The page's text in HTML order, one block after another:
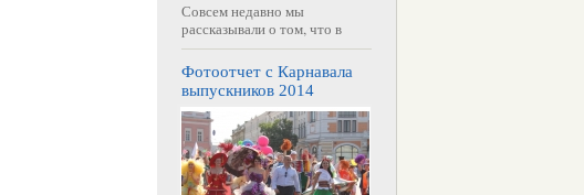
Совсем недавно мы
рассказывали о том, что в
Фотоотчет с Карнавала
выпускников 2014